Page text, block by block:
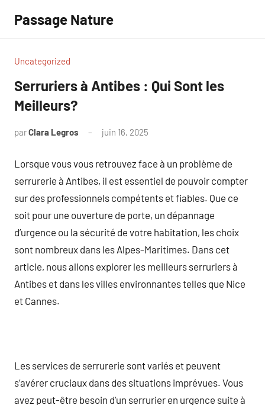
contenu
Passage Nature
Uncategorized
Serruriers à Antibes : Qui Sont les
Meilleurs?
parClara Legros juin 16, 2025
Lorsque vous vous retrouvez face à un problème de
serrurerie à Antibes, il est essentiel de pouvoir compter
sur des professionnels compétents et fiables. Que ce
soit pour une ouverture de porte, un dépannage
d’urgence ou la sécurité de votre habitation, les choix
sont nombreux dans les Alpes-Maritimes. Dans cet
article, nous allons explorer les meilleurs serruriers à
Antibes et dans les villes environnantes telles que Nice
et Cannes.
Les services de serrurerie sont variés et peuvent
s’avérer cruciaux dans des situations imprévues. Vous
avez peut-être besoin d’un serrurier en urgence suite à